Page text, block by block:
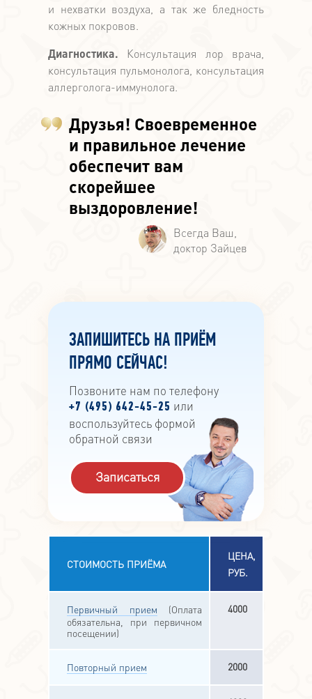
и нехватки воздуха, а так же бледность
кожных покровов.
Диагностика. Консультация лор врача,
консультация пульмонолога, консультация
аллерголога-иммунолога.
Друзья! Своевременное
и правильное лечение
обеспечит вам
скорейшее
выздоровление!
ЗАПИШИТЕСЬ НА ПРИЁМ
ПРЯМО СЕЙЧАС!
Позвоните нам по телефону
+7 (495) 642-45-25 или
воспользуйтесь формой
обратной связи
Записаться
СТОИМОСТЬ ПРИЁМА
ЦЕНА,
РУБ.
Первичный прием (Оплата
обязательна, при первичном
посещении)
4000
Повторный прием 2000